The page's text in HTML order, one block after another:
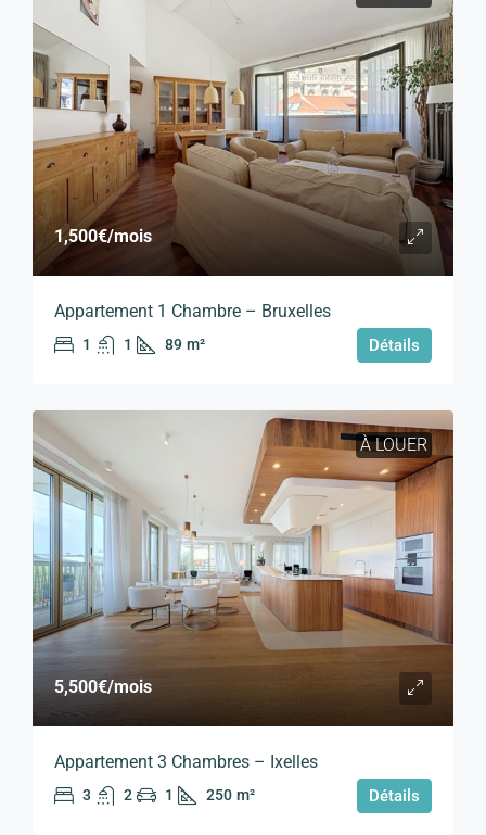
1,500€/mois
Appartement 1 Chambre – Bruxelles
1 1 89 m² Détails
À LOUER
5,500€/mois
Appartement 3 Chambres – Ixelles
3 2 1 250 m² Détails